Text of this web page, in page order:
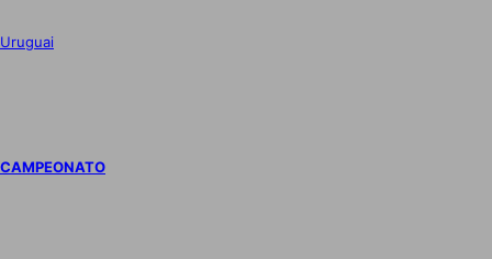
Uruguai
CAMPEONATO